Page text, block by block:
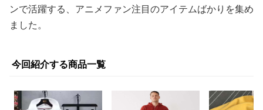
ンで活躍する、アニメファン注目のアイテムばかりを集め
ました。
今回紹介する商品一覧